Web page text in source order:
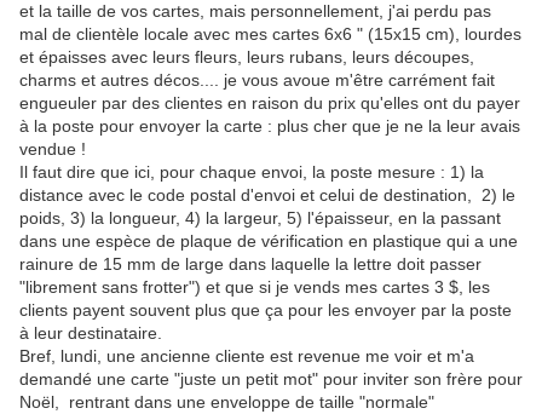
et la taille de vos cartes, mais personnellement, j'ai perdu pas
mal de clientèle locale avec mes cartes 6x6 " (15x15 cm), lourdes
et épaisses avec leurs fleurs, leurs rubans, leurs découpes,
charms et autres décos.... je vous avoue m'être carrément fait
engueuler par des clientes en raison du prix qu'elles ont du payer
à la poste pour envoyer la carte : plus cher que je ne la leur avais
vendue !
Il faut dire que ici, pour chaque envoi, la poste mesure : 1) la
distance avec le code postal d'envoi et celui de destination, 2) le
poids, 3) la longueur, 4) la largeur, 5) l'épaisseur, en la passant
dans une espèce de plaque de vérification en plastique qui a une
rainure de 15 mm de large dans laquelle la lettre doit passer
"librement sans frotter") et que si je vends mes cartes 3 $, les
clients payent souvent plus que ça pour les envoyer par la poste
à leur destinataire.
Bref, lundi, une ancienne cliente est revenue me voir et m'a
demandé une carte "juste un petit mot" pour inviter son frère pour
Noël, rentrant dans une enveloppe de taille "normale"